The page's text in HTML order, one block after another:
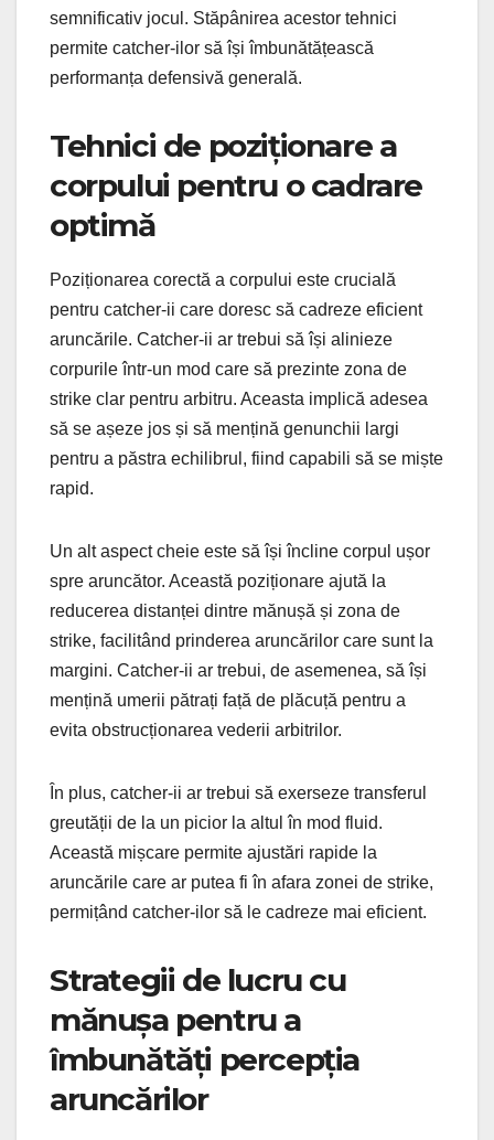
semnificativ jocul. Stăpânirea acestor tehnici
permite catcher-ilor să își îmbunătățească
performanța defensivă generală.
Tehnici de poziționare a
corpului pentru o cadrare
optimă
Poziționarea corectă a corpului este crucială
pentru catcher-ii care doresc să cadreze eficient
aruncările. Catcher-ii ar trebui să își alinieze
corpurile într-un mod care să prezinte zona de
strike clar pentru arbitru. Aceasta implică adesea
să se așeze jos și să mențină genunchii largi
pentru a păstra echilibrul, fiind capabili să se miște
rapid.
Un alt aspect cheie este să își încline corpul ușor
spre aruncător. Această poziționare ajută la
reducerea distanței dintre mănușă și zona de
strike, facilitând prinderea aruncărilor care sunt la
margini. Catcher-ii ar trebui, de asemenea, să își
mențină umerii pătrați față de plăcuță pentru a
evita obstrucționarea vederii arbitrilor.
În plus, catcher-ii ar trebui să exerseze transferul
greutății de la un picior la altul în mod fluid.
Această mișcare permite ajustări rapide la
aruncările care ar putea fi în afara zonei de strike,
permițând catcher-ilor să le cadreze mai eficient.
Strategii de lucru cu
mănușa pentru a
îmbunătăți percepția
aruncărilor